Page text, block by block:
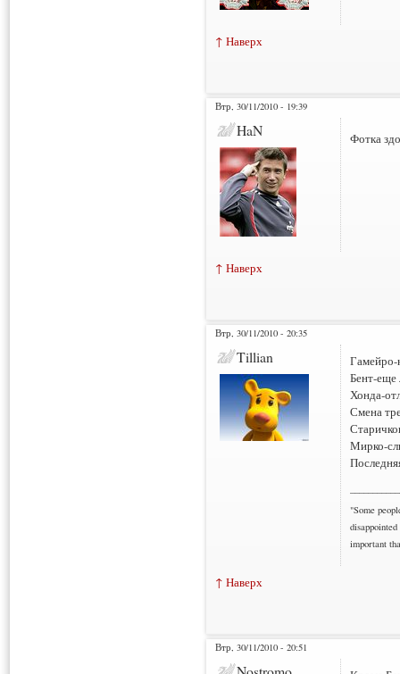
↑ Наверх
Втр, 30/11/2010 - 19:39
HaN Фотка
↑ Наверх
Втр, 30/11/2010 - 20:35
Tillian
Гамейро-
Бент-еще
Хонда-
Смена
Мирко-
"Some
important
↑ Наверх
Втр, 30/11/2010 - 20:51